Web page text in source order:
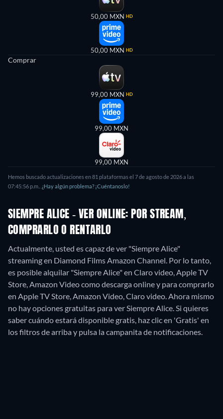
50,00 MXN HD
50,00 MXN HD
Comprar
99,00 MXN HD
99,00 MXN
99,00 MXN
Hemos buscado actualizaciones en81 plataformas el 7 de agosto de 2026a las
07:45:56 p.m.
¿Hay algún problema? ¡Cuéntanoslo!
SIEMPRE ALICE - VER ONLINE: POR STREAM,
COMPRARLO O RENTARLO
Actualmente, usted es capaz de ver "Siempre Alice"
streaming en Diamond Films Amazon Channel. Por lo tanto,
es posible alquilar "Siempre Alice" en Claro video, Apple TV
Store, Amazon Video como descarga online y para comprarlo
en Apple TV Store, Amazon Video, Claro video.Ahora mismo
no hay opciones gratuitas para ver Siempre Alice. Si quieres
saber cuándo estará disponible gratis, haz clic en 'Gratis' en
los filtros de arriba y pulsa la campanita de notificaciones.